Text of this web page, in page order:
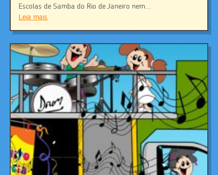
Escolas de Samba do Rio de Janeiro nem...
Leia mais